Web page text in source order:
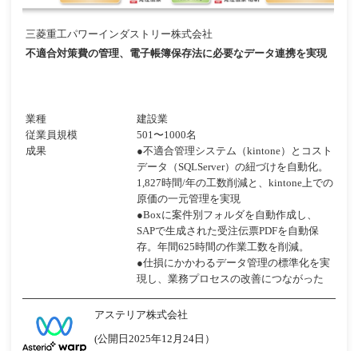
三菱重工パワーインダストリー株式会社
不適合対策費の管理、電子帳簿保存法に必要なデータ連携を実現
業種
建設業
従業員規模
501〜1000名
成果
●不適合管理システム（kintone）とコスト
データ（SQLServer）の紐づけを自動化。
1,827時間/年の工数削減と、kintone上での
原価の一元管理を実現
●Boxに案件別フォルダを自動作成し、
SAPで生成された受注伝票PDFを自動保
存。年間625時間の作業工数を削減。
●仕損にかかわるデータ管理の標準化を実
現し、業務プロセスの改善につながった
アステリア株式会社
(公開日2025年12月24日）